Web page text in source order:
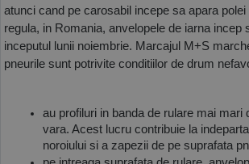
atunci cand pe carosabil incepe sa apara
regula, in Romania, anvelopele de iarna incep
inceputul lunii noiembrie. Marcajul M+S
pneurile sunt potrivite conditiilor de drum
au profiluri in banda de rulare mai mari
vara. Acest lucru contribuie la
noroiului si a zapezii de pe suprafata